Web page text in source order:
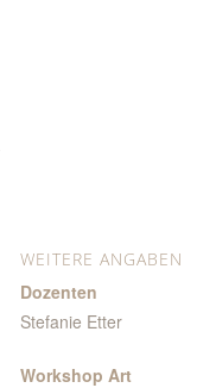
WEITERE ANGABEN
Dozenten
Stefanie Etter
Workshop Art